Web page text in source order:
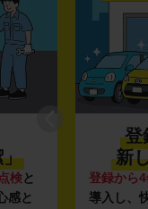
」
検と
感と
登
新
登録から
導入し、